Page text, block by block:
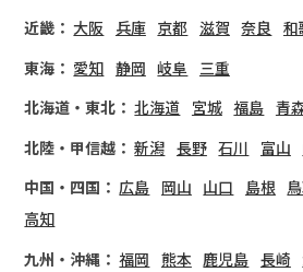
近畿： 大阪 兵庫 京都 滋賀 奈良 和
東海： 愛知 静岡 岐阜
三重
北海道・東北： 北海道 宮城 福島 青
北陸・甲信越： 新潟 長野 石川 富山
中国・四国： 広島 岡山 山口 島根
高知
九州・沖縄： 福岡 熊本 鹿児島 長崎